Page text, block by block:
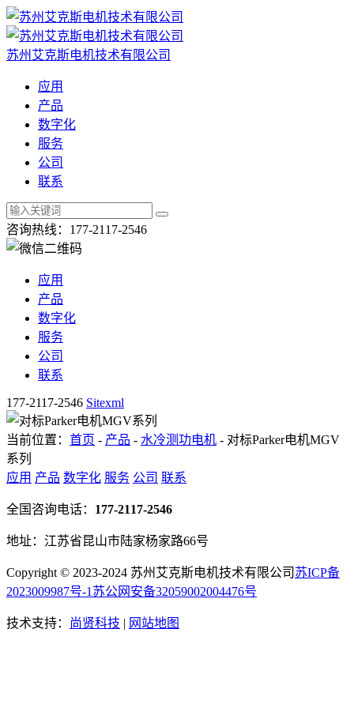
苏州艾克斯电机技术有限公司
应用
产品
数字化
服务
公司
联系
咨询热线：177-2117-2546
应用
产品
数字化
服务
公司
联系
177-2117-2546 Sitexml
当前位置： 首页 - 产品 - 水冷测功电机 - 对标Parker电机MGV
系列
应用 产品 数字化 服务 公司 联系
全国咨询电话： 177-2117-2546
地址：江苏省昆山市陆家杨家路66号
Copyright © 2023-2024 苏州艾克斯电机技术有限公司 苏ICP备
2023009987号-1 苏公网安备32059002004476号
技术支持： 尚贤科技 | 网站地图